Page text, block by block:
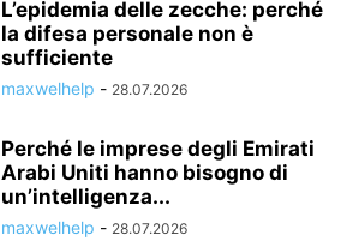
L’epidemia delle zecche: perché
la difesa personale non è
sufficiente
maxwelhelp - 28.07.2026
Perché le imprese degli Emirati
Arabi Uniti hanno bisogno di
un’intelligenza...
maxwelhelp - 28.07.2026